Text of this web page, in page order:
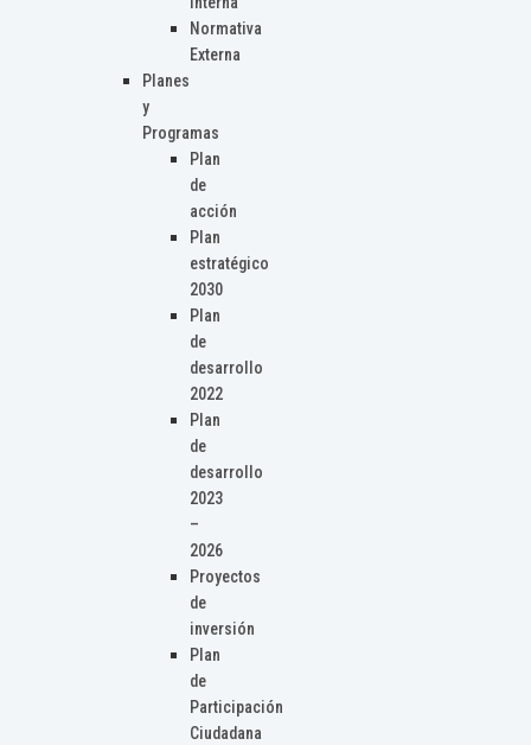
Normativa
Externa
Planes
y
Programas
Plan
de
acción
Plan
estratégico
2030
Plan
de
desarrollo
2022
Plan
de
desarrollo
2023
–
2026
Proyectos
de
inversión
Plan
de
Participación
Ciudadana